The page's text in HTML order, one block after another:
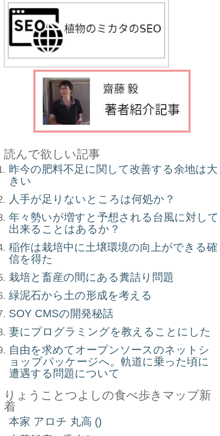
読んで欲しい記事
昨今の肥料不足に関して改善する余地は大
きい
人手が足りないところは何処か？
年々勢いが増すと予想される台風に対して
出来ることはあるか？
稲作は栽培中に土壌環境の向上ができる確
信を得た
栽培と畜産の間にある糞詰り問題
緑泥石から土の形成を考える
SOY CMSの開発秘話
妻にプログラミングを教えることにした
自由を求めてオープンソースのネットシ
ョップパッケージへ。軌道に乗った頃に
遭遇する問題について
りょうことつよしの食べ歩きマップ新
着
本家 アロチ 丸高 ()